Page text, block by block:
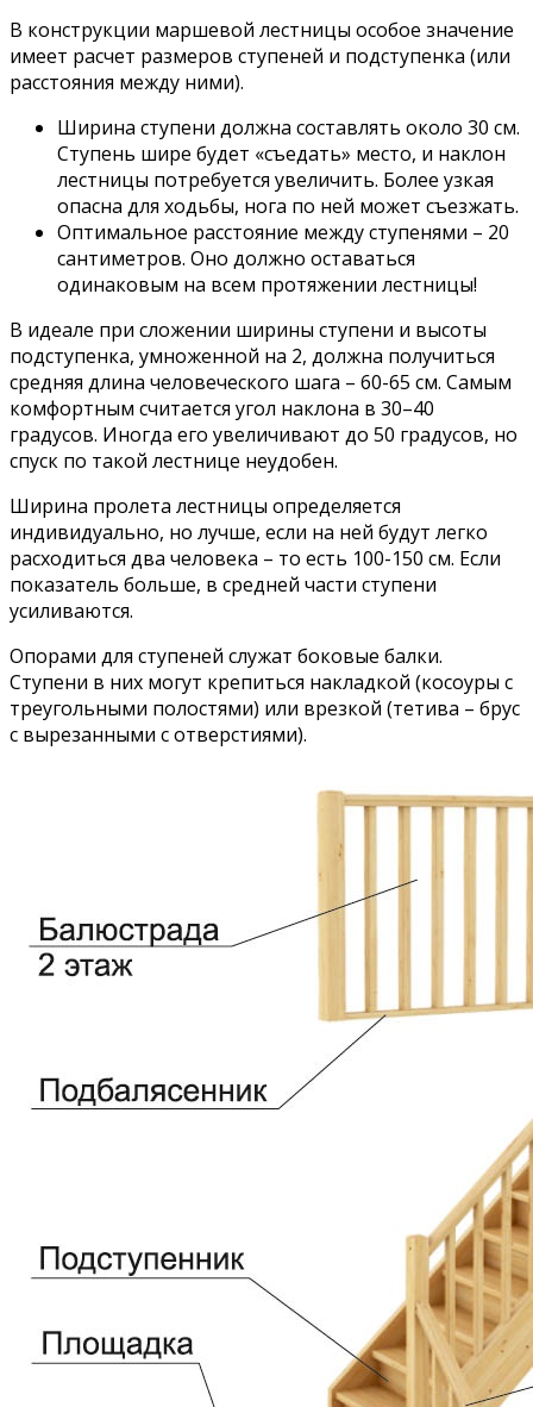
В конструкции маршевой лестницы особое значение
имеет расчет размеров ступеней и подступенка (или
расстояния между ними).
Ширина ступени должна составлять около 30 см.
Ступень шире будет «съедать» место, и наклон
лестницы потребуется увеличить. Более узкая
опасна для ходьбы, нога по ней может съезжать.
Оптимальное расстояние между ступенями – 20
сантиметров. Оно должно оставаться
одинаковым на всем протяжении лестницы!
В идеале при сложении ширины ступени и высоты
подступенка, умноженной на 2, должна получиться
средняя длина человеческого шага – 60-65 см. Самым
комфортным считается угол наклона в 30–40
градусов. Иногда его увеличивают до 50 градусов, но
спуск по такой лестнице неудобен.
Ширина пролета лестницы определяется
индивидуально, но лучше, если на ней будут легко
расходиться два человека – то есть 100-150 см. Если
показатель больше, в средней части ступени
усиливаются.
Опорами для ступеней служат боковые балки.
Ступени в них могут крепиться накладкой (косоуры с
треугольными полостями) или врезкой (тетива – брус
с вырезанными с отверстиями).